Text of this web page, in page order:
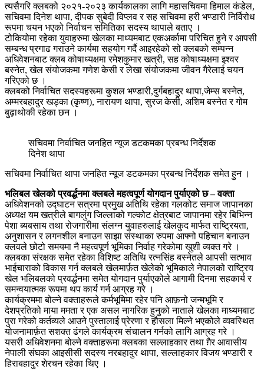
त्यसैगरि क्लबको २०२१-२०२३ कार्यकालका लागि महासचिवमा हिमाल कंडेल,
सचिवमा दिनेश थापा, दीपक सुबेदी विप्लव र सह सचिवमा हरी भण्डारी निर्विरोध
रूपमा चयन भएको निर्वाचन समितिका सदस्य थापाले बताए ।
टोकियोमा रहेका युवाहरुमा खेलका माध्यमबाट एकअर्कामा परिचित हुने र आपसी
सम्बन्ध प्रगाढ गराउने कार्यमा सहयोग गर्दै आइरहेको सो क्लबको सम्पन्न
अधिवेशनबाट क्लब कोषाध्यक्षमा रमेशकुमार खत्री, सह कोषाध्यक्षमा इश्वर
बस्नेत, खेल संयोजकमा गणेश केसी र लेखा संयोजकमा जीवन गैरेलाई चयन
गरिएको छ ।
क्लबको निर्वाचित सदस्यहरूमा कुशल भण्डारी,दुर्गबहादुर थापा,जेम्स बस्नेत,
अम्मरबहादुर खड्का (कृष्ण), नारायण थापा, सुरज केसी, अशिम बस्नेत र गोम
बुढ़ाथोकी रहेका छन ।
सचिवमा निर्वाचित जनहित न्यूज डटकमका प्रबन्ध निर्देशक
दिनेश थापा
सचिवमा निर्वाचित थापा जनहित न्यूज डटकमका प्रबन्ध निर्देशक समेत हुन ।
भलिबल खेलको प्रवर्द्धनमा क्लबले महत्वपूर्ण योगदान पुर्याएको छ – वक्ता
अधिवेशनको उद्घाटन सत्रमा प्रमुख अतिथि रहेका गलकोट समाज जापानका
अध्यक्ष यम खत्रीले बागलुंग जिल्लाको गल्कोट क्षेत्रबाट जापानमा रहेर बिभिन्न
पेशा ब्यबसाय तथा रोजगारीमा संलग्न युवाहरुलाई खेलकुद मार्फत राष्ट्रियता,
अनुशासन र लगनशील बनाउन साझा संस्थाका रुपमा आफ्नो पहिचान बनाउन
क्लवले छोटो समयमा नै महत्वपूर्ण भूमिका निर्वाह गरेकोमा खुशी व्यक्त गरे ।
क्लबका संरक्षक समेत रहेका विशिष्ट अतिथि रत्नसिंह बस्नेतले आपसी सत्भाव
भाईचाराको विकास गर्न क्लबले खेलमार्फ़त खेलेको भूमिकाले नेपालको राष्ट्रिय
खेल भलिबलको प्रवर्द्धनमा समेत योगदान पुर्याएकोले आगामी दिनमा सहकार्य र
समन्वयात्मक रूपमा थप कार्य गर्न आग्रह गरे ।
कार्यक्रममा बोल्ने वक्ताहरूले कर्मभूमिमा रहेर पनि आफ़नो जन्मभूमि र
देशप्रतिको माया ममता र एक असल नागरिक हुनुको नाताले खेलका माध्यमबाट
पुरा गरेको कर्तव्यले आउने पुस्तालाई प्रेरणा र हौसला मिल्ने भएकोले व्यवस्थित
योजनामार्फ़त सशक्त ढंगले कार्यक्रम संचालन गर्नको लागि आग्रह गरे ।
यसरी अधिवेशनमा बोल्ने वक्ताहरूमा क्लबका सल्लाहकार तथा ग़ैर आवासीय
नेपाली संघका आइसीसी सदस्य नरबहादुर थापा, सल्लाहकार विजय भण्डारी र
हिराबहादुर शेरचन रहेका थिए ।